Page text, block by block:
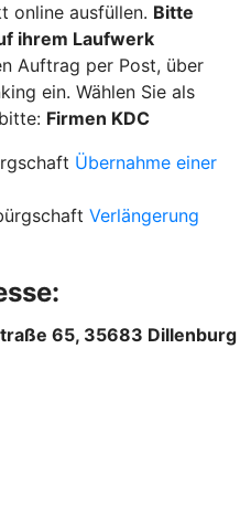
online ausfüllen. Bitte
ihrem Laufwerk
Auftrag per Post, über
ein. Wählen Sie als
Firmen KDC
Übernahme einer
Verlängerung
65, 35683 Dillenburg